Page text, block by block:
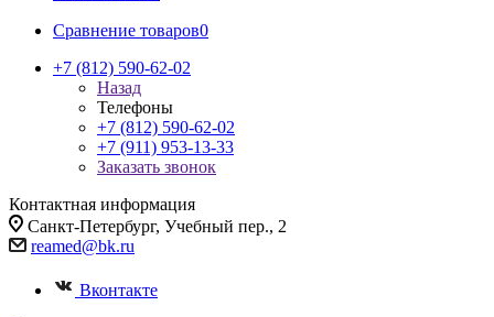
Сравнение товаров0
+7 (812) 590-62-02
Назад
Телефоны
+7 (812) 590-62-02
+7 (911) 953-13-33
Заказать звонок
Контактная информация
Санкт-Петербург, Учебный пер., 2
reamed@bk.ru
Вконтакте